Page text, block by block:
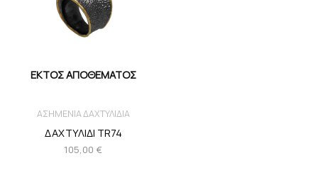
ΕΚΤΌΣ ΑΠΟΘΈΜΑΤΟΣ
ΑΣΗΜΕΝΙΑ ΔΑΧΤΥΛΙΔΙΑ
ΔΑΧΤΥΛΙΔΙ TR74
105,00 €